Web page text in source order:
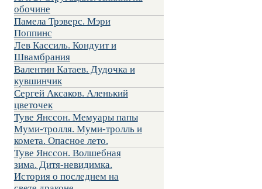
обочине
Памела Трэверс. Мэри
Поппинс
Лев Кассиль. Кондуит и
Швамбрания
Валентин Катаев. Дудочка и
кувшинчик
Сергей Аксаков. Аленький
цветочек
Туве Янссон. Мемуары папы
Муми-тролля. Муми-тролль и
комета. Опасное лето.
Туве Янссон. Волшебная
зима. Дитя-невидимка.
История о последнем на